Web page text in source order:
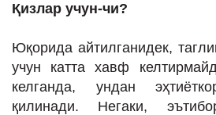
Қизлар учун-чи?
Юқорида айтилганидек,
учун катта хавф
келганда, ундан
қилинади. Негаки,